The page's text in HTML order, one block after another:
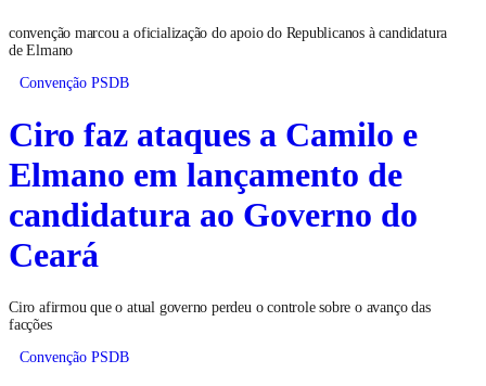
convenção marcou a oficialização do apoio do Republicanos à candidatura
de Elmano
Convenção PSDB
Ciro faz ataques a Camilo e
Elmano em lançamento de
candidatura ao Governo do
Ceará
Ciro afirmou que o atual governo perdeu o controle sobre o avanço das
facções
Convenção PSDB